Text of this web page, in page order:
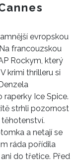
evropskou
francouzskou
Rockym, který
V krimi thrilleru si
raperky Ice Spice.
strhli pozornost
a netají se
ráda pořídila
do třetice. Před